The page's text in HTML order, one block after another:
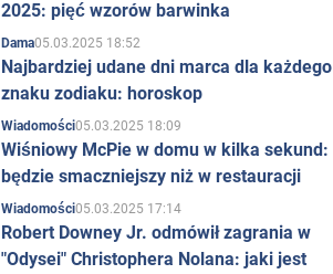
2025: pięć wzorów barwinka
Dama05.03.2025 18:52
Najbardziej udane dni marca dla każdego
znaku zodiaku: horoskop
Wiadomości05.03.2025 18:09
Wiśniowy McPie w domu w kilka sekund:
będzie smaczniejszy niż w restauracji
Wiadomości05.03.2025 17:14
Robert Downey Jr. odmówił zagrania w
"Odysei" Christophera Nolana: jaki jest